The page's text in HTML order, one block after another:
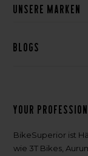
Unsere Marken
Blogs
Your
BikeSuperior ist
wie 3T Bikes,